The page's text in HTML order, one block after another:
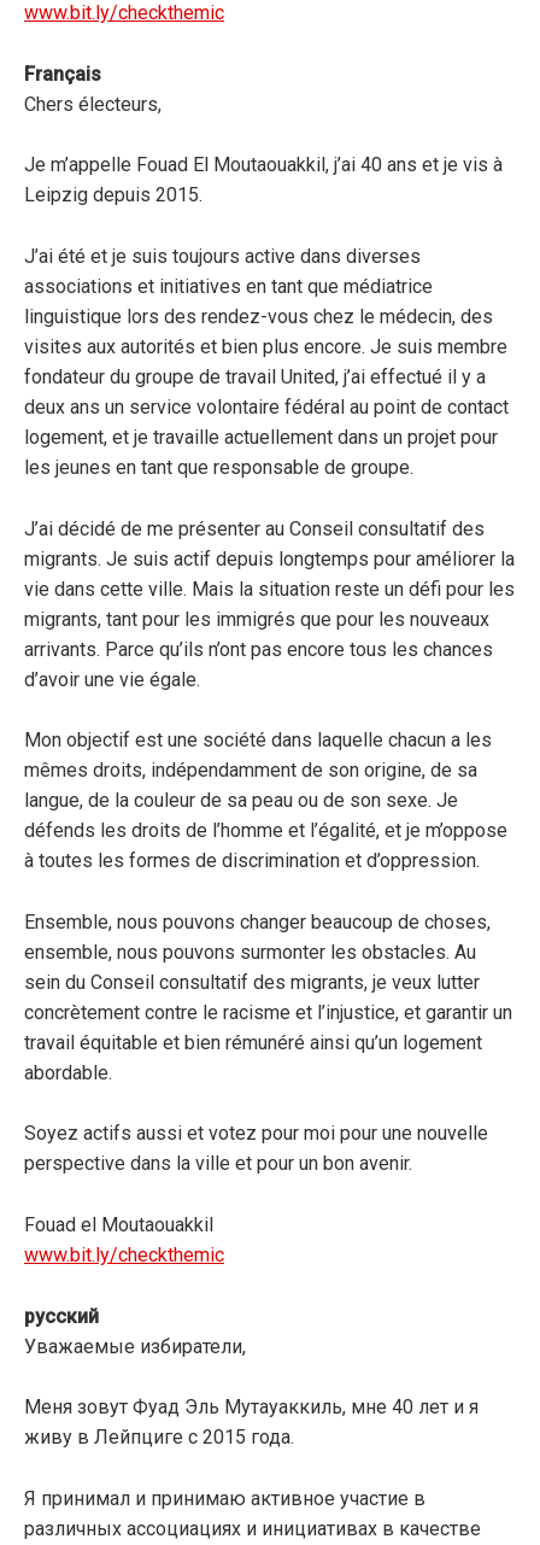
www.bit.ly/checkthemic
Français
Chers électeurs,
Je m’appelle Fouad El Moutaouakkil, j’ai 40 ans et je vis à
Leipzig depuis 2015.
J’ai été et je suis toujours active dans diverses
associations et initiatives en tant que médiatrice
linguistique lors des rendez-vous chez le médecin, des
visites aux autorités et bien plus encore. Je suis membre
fondateur du groupe de travail United, j’ai effectué il y a
deux ans un service volontaire fédéral au point de contact
logement, et je travaille actuellement dans un projet pour
les jeunes en tant que responsable de groupe.
J’ai décidé de me présenter au Conseil consultatif des
migrants. Je suis actif depuis longtemps pour améliorer la
vie dans cette ville. Mais la situation reste un défi pour les
migrants, tant pour les immigrés que pour les nouveaux
arrivants. Parce qu’ils n’ont pas encore tous les chances
d’avoir une vie égale.
Mon objectif est une société dans laquelle chacun a les
mêmes droits, indépendamment de son origine, de sa
langue, de la couleur de sa peau ou de son sexe. Je
défends les droits de l’homme et l’égalité, et je m’oppose
à toutes les formes de discrimination et d’oppression.
Ensemble, nous pouvons changer beaucoup de choses,
ensemble, nous pouvons surmonter les obstacles. Au
sein du Conseil consultatif des migrants, je veux lutter
concrètement contre le racisme et l’injustice, et garantir un
travail équitable et bien rémunéré ainsi qu’un logement
abordable.
Soyez actifs aussi et votez pour moi pour une nouvelle
perspective dans la ville et pour un bon avenir.
Fouad el Moutaouakkil
www.bit.ly/checkthemic
русский
Уважаемые избиратели,
Меня зовут Фуад Эль Мутауаккиль, мне 40 лет и я
живу в Лейпциге с 2015 года.
Я принимал и принимаю активное участие в
различных ассоциациях и инициативах в качестве